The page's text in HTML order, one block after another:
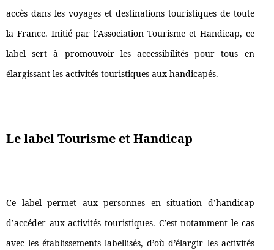
accès dans les voyages et destinations touristiques de toute
la France. Initié par l’Association Tourisme et Handicap, ce
label sert à promouvoir les accessibilités pour tous en
élargissant les activités touristiques aux handicapés.
Le label Tourisme et Handicap
Ce label permet aux personnes en situation d’handicap
d’accéder aux activités touristiques. C’est notamment le cas
avec les établissements labellisés, d’où d’élargir les activités